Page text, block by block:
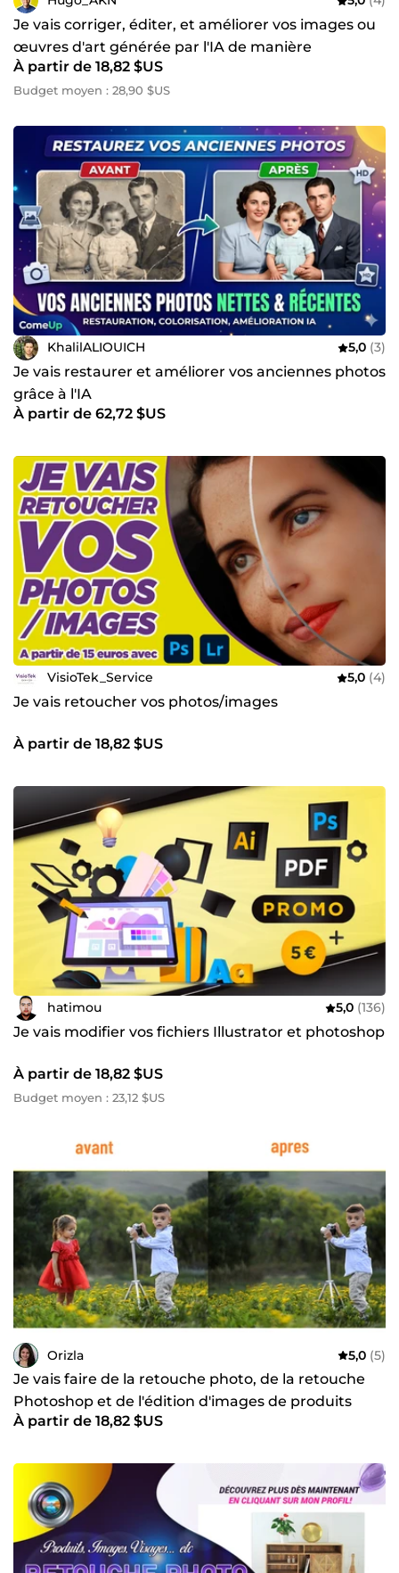
Je vais corriger, éditer, et améliorer vos images ou
œuvres d'art générée par l'IA de manière
impeccable
À partir de 18,82 $US
Budget moyen : 28,90 $US
KhalilALIOUICH 5,0 (3)
Je vais restaurer et améliorer vos anciennes photos
grâce à l'IA
À partir de 62,72 $US
VisioTek_Service 5,0 (4)
Je vais retoucher vos photos/images
À partir de 18,82 $US
hatimou 5,0 (136)
Je vais modifier vos fichiers Illustrator et photoshop
À partir de 18,82 $US
Budget moyen : 23,12 $US
Orizla 5,0 (5)
Je vais faire de la retouche photo, de la retouche
Photoshop et de l'édition d'images de produits
À partir de 18,82 $US